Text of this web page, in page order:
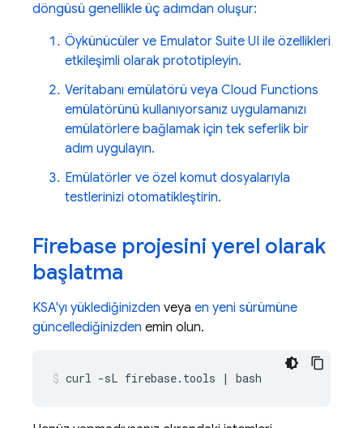
döngüsü genellikle üç adımdan oluşur:
Öykünücüler ve Emulator Suite UI ile özellikleri
etkileşimli olarak prototipleyin.
Veritabanı emülatörü veya Cloud Functions
emülatörünü kullanıyorsanız uygulamanızı
emülatörlere bağlamak için tek seferlik bir
adım uygulayın.
Emülatörler ve özel komut dosyalarıyla
testlerinizi otomatikleştirin.
Firebase projesini yerel olarak
başlatma
KSA'yı yüklediğinizden veya en yeni sürümüne
güncellediğinizden emin olun.
curl -sL firebase.tools | bash